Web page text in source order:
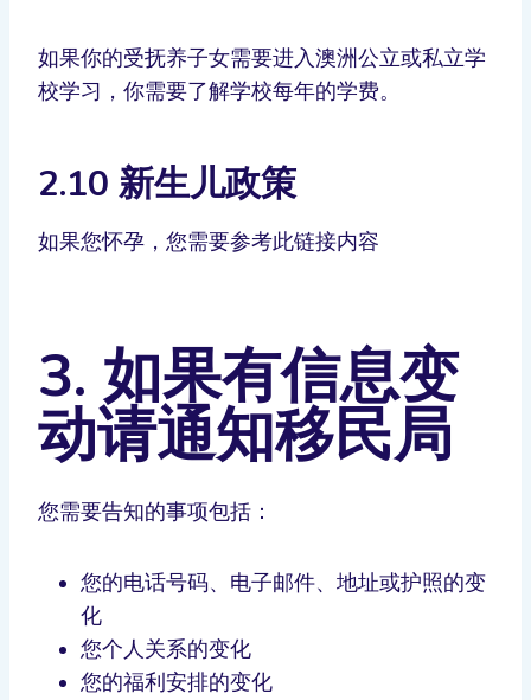
如果你的受抚养子女需要进入澳洲公立或私立学
校学习，你需要了解学校每年的学费。
2.10 新生儿政策
如果您怀孕，您需要参考此链接内容
3. 如果有信息变
动请通知移民局
您需要告知的事项包括：
您的电话号码、电子邮件、地址或护照的变
化
您个人关系的变化
您的福利安排的变化